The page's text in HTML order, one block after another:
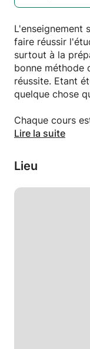
L'enseignement
faire réussir
surtout à la
bonne méthode
réussite. Etant
quelque chose
Chaque cours
rappel
passons à la
exercices afin
comprendre.
façon à être
Lire la suite
Lieu